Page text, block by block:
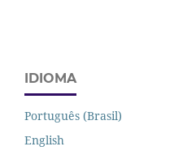
IDIOMA
Português (Brasil)
English